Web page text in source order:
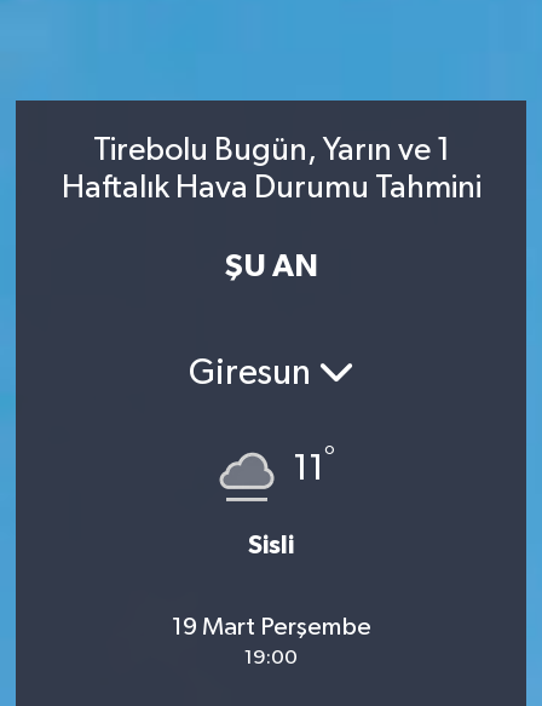
Tirebolu Bugün, Yarın ve 1
Haftalık Hava Durumu Tahmini
ŞU AN
Giresun
11°
Sisli
19 Mart Perşembe
19:00